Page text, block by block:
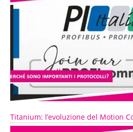
Titanium: l’evoluzione del Motion